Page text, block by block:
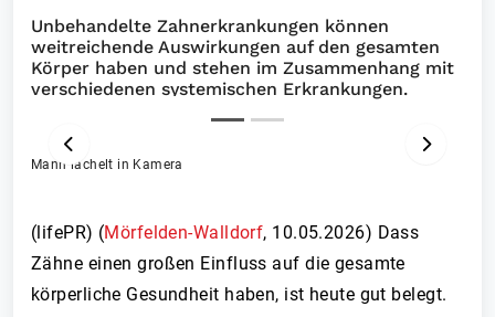
Unbehandelte Zahnerkrankungen können
weitreichende Auswirkungen auf den gesamten
Körper haben und stehen im Zusammenhang mit
verschiedenen systemischen Erkrankungen.
Mann lächelt in Kamera
ZURÜCK
(lifePR) (Mörfelden-Walldorf, 10.05.2026) Dass
Zähne einen großen Einfluss auf die gesamte
körperliche Gesundheit haben, ist heute gut belegt.